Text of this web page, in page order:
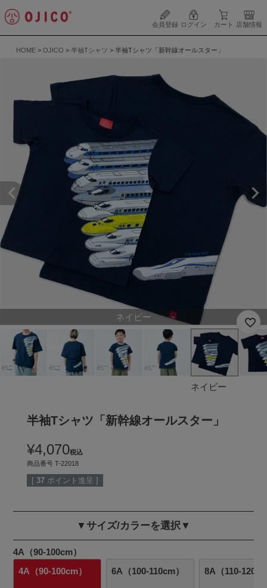
会員登録 ログイン カート 店舗情報
HOME OJICO 半袖Tシャツ 半袖Tシャツ「新幹線オールスター」
ネイビー
ネイビー
半袖Tシャツ「新幹線オールスター」
¥4,070税込
商品番号 T-22018
[ 37 ポイント進呈 ]
▼サイズ/カラーを選択▼
4A（90-100cm）
4A（90-100cm）
6A（100-110cm） 8A（110-